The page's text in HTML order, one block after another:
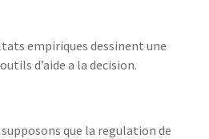
empiriques dessinent une
d’aide a la decision.
que la regulation de